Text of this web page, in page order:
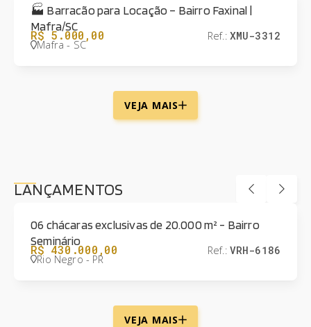
🏭 Barracão para Locação – Bairro Faxinal |
Mafra/SC
R$ 5.000,00 Ref.: XMU-3312
Mafra - SC
VEJA MAIS
LANÇAMENTOS
LANÇAMENTO
06 chácaras exclusivas de 20.000 m² - Bairro
Seminário
R$ 430.000,00 Ref.: VRH-6186
Rio Negro - PR
VEJA MAIS